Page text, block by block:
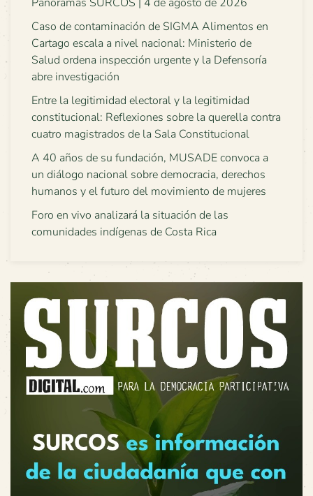
Caso de contaminación de SIGMA Alimentos en
Cartago escala a nivel nacional: Ministerio de
Salud ordena inspección urgente y la Defensoría
abre investigación
Entre la legitimidad electoral y la legitimidad
constitucional: Reflexiones sobre la querella contra
cuatro magistrados de la Sala Constitucional
A 40 años de su fundación, MUSADE convoca a
un diálogo nacional sobre democracia, derechos
humanos y el futuro del movimiento de mujeres
Foro en vivo analizará la situación de las
comunidades indígenas de Costa Rica